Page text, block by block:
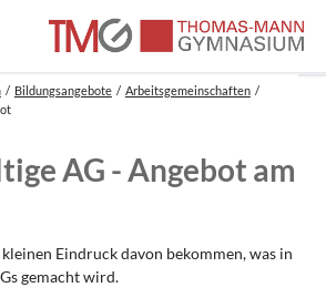
Bildungsangebote
Arbeitsgemeinschaften
AG - Angebot am
Eindruck davon bekommen, was in
gemacht wird.